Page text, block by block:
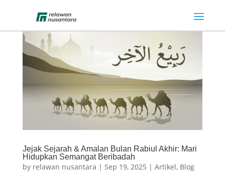
Jejak Sejarah & Amalan Bulan Rabiul Akhir: Mari
Hidupkan Semangat Beribadah
by relawan nusantara | Sep 19, 2025 | Artikel, Blog